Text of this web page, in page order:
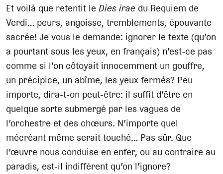
Et voilà que retentit leDies irae du Requiem de
Verdi… peurs, angoisse, tremblements, épouvante
sacrée! Je vous le demande: ignorer le texte (qu’on
a pourtant sous les yeux, en français) n’est-ce pas
comme si l’on côtoyait innocemment un gouffre,
un précipice, un abîme, les yeux fermés? Peu
importe, dira-t-on peut-être: il suffit d’être en
quelque sorte submergé par les vagues de
l’orchestre et des chœurs. N’importe quel
mécréant même serait touché… Pas sûr. Que
l’œuvre nous conduise en enfer, ou au contraire au
paradis, est-il indifférent qu’on l’ignore?